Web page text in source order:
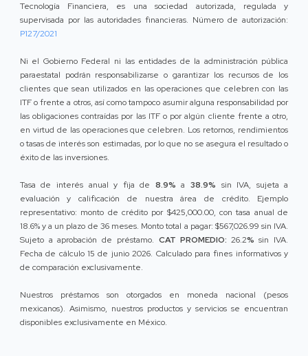
Tecnología Financiera, es una sociedad autorizada, regulada y
supervisada por las autoridades financieras. Número de autorización:
P127/2021
Ni el Gobierno Federal ni las entidades de la administración pública
paraestatal podrán responsabilizarse o garantizar los recursos de los
clientes que sean utilizados en las operaciones que celebren con las
ITF o frente a otros, así como tampoco asumir alguna responsabilidad por
las obligaciones contraídas por las ITF o por algún cliente frente a otro,
en virtud de las operaciones que celebren. Los retornos, rendimientos
o tasas de interés son estimadas, por lo que no se asegura el resultado o
éxito de las inversiones.
Tasa de interés anual y fija de 8.9% a 38.9% sin IVA, sujeta a
evaluación y calificación de nuestra área de crédito. Ejemplo
representativo: monto de crédito por $425,000.00, con tasa anual de
18.6% y a un plazo de 36 meses. Monto total a pagar: $567,026.99 sin IVA.
Sujeto a aprobación de préstamo. CAT PROMEDIO: 26.2% sin IVA.
Fecha de cálculo 15 de junio 2026. Calculado para fines informativos y
de comparación exclusivamente.
Nuestros préstamos son otorgados en moneda nacional (pesos
mexicanos). Asimismo, nuestros productos y servicios se encuentran
disponibles exclusivamente en México.